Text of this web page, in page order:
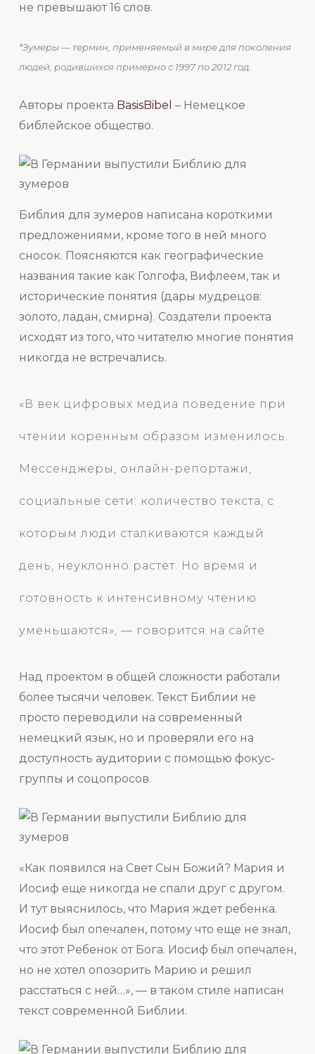
не превышают 16 слов.
*Зумеры — термин, применяемый в мире для поколения
людей, родившихся примерно с 1997 по 2012 год.
Авторы проекта BasisBibel – Немецкое
библейское общество.
Библия для зумеров написана короткими
предложениями, кроме того в ней много
сносок. Поясняются как географические
названия такие как Голгофа, Вифлеем, так и
исторические понятия (дары мудрецов:
золото, ладан, смирна). Создатели проекта
исходят из того, что читателю многие понятия
никогда не встречались.
«В век цифровых медиа поведение при
чтении коренным образом изменилось.
Мессенджеры, онлайн-репортажи,
социальные сети: количество текста, с
которым люди сталкиваются каждый
день, неуклонно растет. Но время и
готовность к интенсивному чтению
уменьшаются», — говорится на сайте.
Над проектом в общей сложности работали
более тысячи человек. Текст Библии не
просто переводили на современный
немецкий язык, но и проверяли его на
доступность аудитории с помощью фокус-
группы и соцопросов.
«Как появился на Свет Сын Божий? Мария и
Иосиф еще никогда не спали друг с другом.
И тут выяснилось, что Мария ждет ребенка.
Иосиф был опечален, потому что еще не знал,
что этот Ребенок от Бога. Иосиф был опечален,
но не хотел опозорить Марию и решил
расстаться с ней…», — в таком стиле написан
текст современной Библии.